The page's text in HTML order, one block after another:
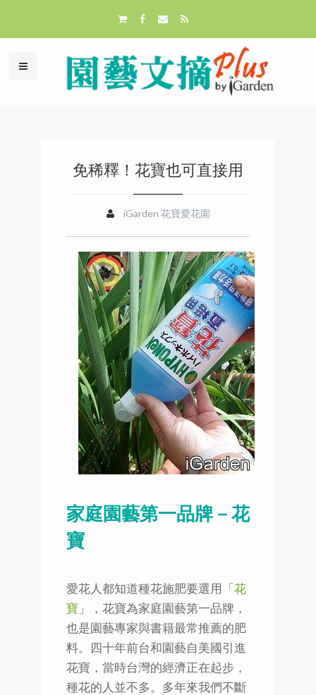
免稀釋！花寶也可直接用
iGarden 花寶愛花園
家庭園藝第一品牌－花
寶
愛花人都知道種花施肥要選用「花
寶 」，花寶為家庭園藝第一品牌，
也是園藝專家與書籍最常推薦的肥
料。四十年前台和園藝自美國引進
花寶，當時台灣的經濟正在起步，
種花的人並不多。多年來我們不斷